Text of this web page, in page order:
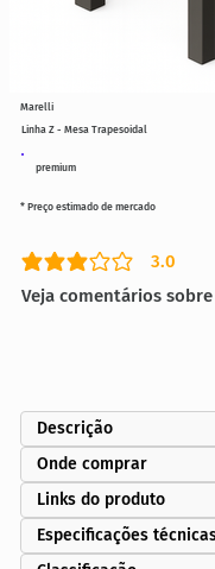
premium
Linha Z - Mesa Trapesoidal
3.0
classificação média é 3
Veja comentários
* Preço estimado de mercado
Marelli
Descrição
Onde comprar
Links do produto
Especificações